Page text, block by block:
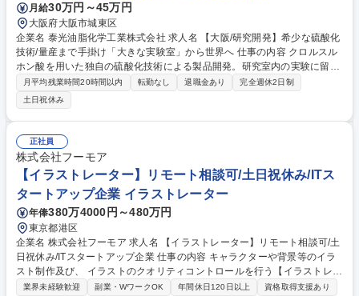
月給30万円～45万円
大阪府大阪市城東区
企業名 泰光油脂化学工業株式会社 求人名 【大阪/研究開発】希少な硫酸化
技術/量産まで手掛け「大きな実験室」から世界へ 仕事の内容 クロルスル
ホン酸を用いた独自の硫酸化技術による製品開発。研究室内の実験に留ま
らず、量産化の工程まで一貫して携わり、多品種少量生産を支える中核メ
ンバーとして、開発の手応えをダイレクトに実感できます。 ■業務詳細：
界面活性剤の実験・データ取得、特性評価。顧客ニーズに基づく代替原料
の探索や試作、製造工程の改善・トラブルシューティング等。 ■開発の面
白み：研究～量産立ち上げまで一貫して関わるため、試行錯誤の結果が製
品として形になる喜びがあります。営業や製造現場と物理的にも近く、顧
客への貢献や現場の課題解決を自分の技術で実現している実感を強く得ら
れます。 募集職種 【大阪/研究開発】希少な硫酸化技術/量産まで手掛け
「大きな実験室」から世界へ
月平均残業時間20時間以内 転勤なし 退職金あり
完全週休2日制
土日祝休み
正社員
株式会社フーモア
【イラストレーター】リモート相談可/土日祝休み/ITス
タートアップ企業 イラストレーター
年俸380万4000円～480万円
東京都港区
企業名 株式会社フーモア 求人名 【イラストレーター】リモート相談可/土
日祝休み/ITスタートアップ企業 仕事の内容 キャラクターや背景等のイラ
スト制作及び、 イラストのクオリティコントロールを行う【イラストレー
ター】を募集します！！！ ソーシャルゲーム・漫画等多様な分野のイラス
業界未経験歓迎 副業・WワークOK 年間休日120日以上
資格取得支援あり